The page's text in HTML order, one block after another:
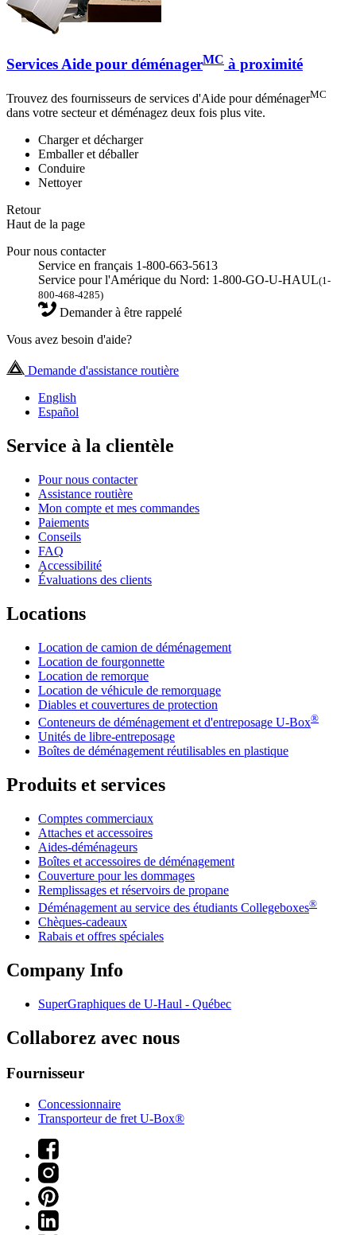
Services Aide pour déménagerMC à proximité
Trouvez des fournisseurs de services d'Aide pour déménagerMC
dans votre secteur et déménagez deux fois plus vite.
Charger et décharger
Emballer et déballer
Conduire
Nettoyer
Retour
Haut de la page
Pour nous contacter
Service en français 1-800-663-5613
Service pour l'Amérique du Nord: 1-800-GO-U-HAUL(1-
800-468-4285)
Demander à être rappelé
Vous avez besoin d'aide?
Demande d'assistance routière
English
Español
Service à la clientèle
Pour nous contacter
Assistance routière
Mon compte et mes commandes
Paiements
Conseils
FAQ
Accessibilité
Évaluations des clients
Locations
Location de camion de déménagement
Location de fourgonnette
Location de remorque
Location de véhicule de remorquage
Diables et couvertures de protection
Conteneurs de déménagement et d'entreposage U-Box®
Unités de libre-entreposage
Boîtes de déménagement réutilisables en plastique
Produits et services
Comptes commerciaux
Attaches et accessoires
Aides-déménageurs
Boîtes et accessoires de déménagement
Couverture pour les dommages
Remplissages et réservoirs de propane
Déménagement au service des étudiants Collegeboxes®
Chèques-cadeaux
Rabais et offres spéciales
Company Info
SuperGraphiques de U-Haul - Québec
Collaborez avec nous
Fournisseur
Concessionnaire
Transporteur de fret U-Box®